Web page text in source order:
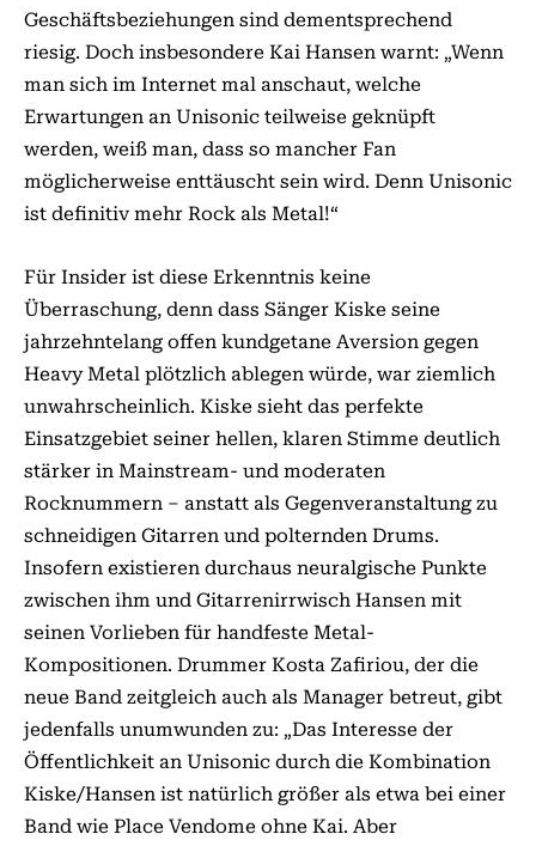
Geschäftsbeziehungen sind dementsprechend
riesig. Doch insbesondere Kai Hansen warnt: „Wenn
man sich im Internet mal anschaut, welche
Erwartungen an Unisonic teilweise geknüpft
werden, weiß man, dass so mancher Fan
möglicherweise enttäuscht sein wird. Denn Unisonic
ist definitiv mehr Rock als Metal!“
Für Insider ist diese Erkenntnis keine
Überraschung, denn dass Sänger Kiske seine
jahrzehntelang offen kundgetane Aversion gegen
Heavy Metal plötzlich ablegen würde, war ziemlich
unwahrscheinlich. Kiske sieht das perfekte
Einsatzgebiet seiner hellen, klaren Stimme deutlich
stärker in Mainstream- und moderaten
Rocknummern – anstatt als Gegenveranstaltung zu
schneidigen Gitarren und polternden Drums.
Insofern existieren durchaus neuralgische Punkte
zwischen ihm und Gitarrenirrwisch Hansen mit
seinen Vorlieben für handfeste Metal-
Kompositionen. Drummer Kosta Zafiriou, der die
neue Band zeitgleich auch als Manager betreut, gibt
jedenfalls unumwunden zu: „Das Interesse der
Öffentlichkeit an Unisonic durch die Kombination
Kiske/Hansen ist natürlich größer als etwa bei einer
Band wie Place Vendome ohne Kai. Aber